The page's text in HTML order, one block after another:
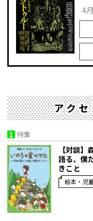
4
アク
1 特集
【対談
語る、僕
きこと
絵本・児